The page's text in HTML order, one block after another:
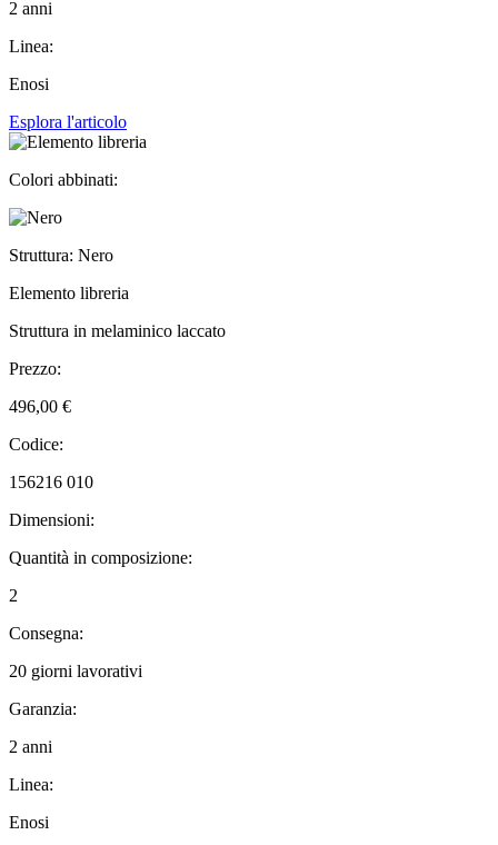
2 anni
Linea:
Enosi
Esplora l'articolo
Colori abbinati:
Struttura: Nero
Elemento libreria
Struttura in melaminico laccato
Prezzo:
496,00 €
Codice:
156216 010
Dimensioni:
Quantità in composizione:
2
Consegna:
20 giorni lavorativi
Garanzia:
2 anni
Linea:
Enosi